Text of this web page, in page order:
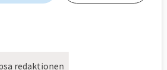
redaktionen